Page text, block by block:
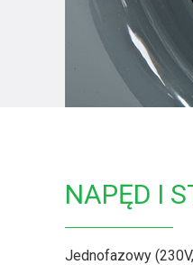
NAPĘD I
Jednofazowy